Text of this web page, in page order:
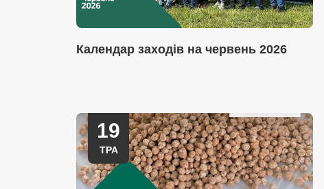
Календар заходів на червень 2026
19
ТРА